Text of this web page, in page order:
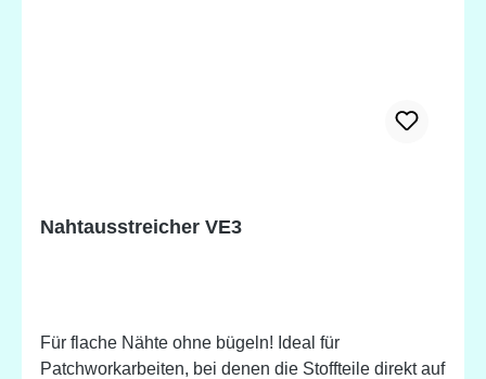
Nahtausstreicher VE3
Für flache Nähte ohne bügeln! Ideal für
Patchworkarbeiten, bei denen die Stoffteile direkt auf